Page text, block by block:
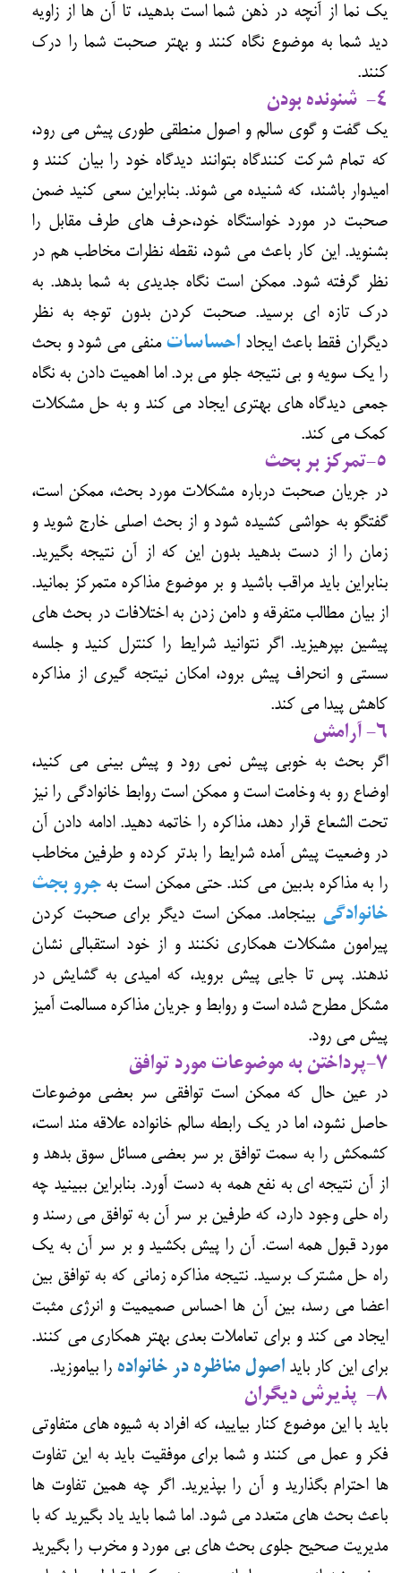
یک نما از آنچه در ذهن شما است بدهید، تا آن ها از زاویه
دید شما به موضوع نگاه کنند و بهتر صحبت شما را درک
کنند.
4- شنونده بودن
یک گفت و گوی سالم و اصول منطقی طوری پیش می رود،
که تمام شرکت کنندگاه بتوانند دیدگاه خود را بیان کنند و
امیدوار باشند، که شنیده می شوند. بنابراین سعی کنید ضمن
صحبت در مورد خواستگاه خود،حرف های طرف مقابل را
بشنوید. این کار باعث می شود، نقطه نظرات مخاطب هم در
نظر گرفته شود. ممکن است نگاه جدیدی به شما بدهد. به
درک تازه ای برسید. صحبت کردن بدون توجه به نظر
دیگران فقط باعث ایجاد احساسات منفی می شود و بحث
را یک سویه و بی نتیجه جلو می برد. اما اهمیت دادن به نگاه
جمعی دیدگاه های بهتری ایجاد می کند و به حل مشکلات
کمک می کند.
5-تمرکز بر بحث
در جریان صحبت درباره مشکلات مورد بحث، ممکن است،
گفتگو به حواشی کشیده شود و از بحث اصلی خارج شوید و
زمان را از دست بدهید بدون این که از آن نتیجه بگیرید.
بنابراین باید مراقب باشید و بر موضوع مذاکره متمرکز بمانید.
از بیان مطالب متفرقه و دامن زدن به اختلافات در بحث های
پیشین بپرهیزید. اگر نتوانید شرایط را کنترل کنید و جلسه
سستی و انحراف پیش برود، امکان نیتجه گیری از مذاکره
کاهش پیدا می کند.
6- آرامش
اگر بحث به خوبی پیش نمی رود و پیش بینی می کنید،
اوضاع رو به وخامت است و ممکن است روابط خانوادگی را نیز
تحت الشعاع قرار دهد، مذاکره را خاتمه دهید. ادامه دادن آن
در وضعیت پیش آمده شرایط را بدتر کرده و طرفین مخاطب
را به مذاکره بدبین می کند. حتی ممکن است بهجرو بجث
خانوادگی بینجامد. ممکن است دیگر برای صحبت کردن
پیرامون مشکلات همکاری نکنند و از خود استقبالی نشان
ندهند. پس تا جایی پیش بروید، که امیدی به گشایش در
مشکل مطرح شده است و روابط و جریان مذاکره مسالمت آمیز
پیش می رود.
7-پرداختن به موضوعات مورد توافق
در عین حال که ممکن است توافقی سر بعضی موضوعات
حاصل نشود، اما در یک رابطه سالم خانواده علاقه مند است،
کشمکش را به سمت توافق بر سر بعضی مسائل سوق بدهد و
از آن نتیجه ای به نفع همه به دست آورد. بنابراین ببینید چه
راه حلی وجود دارد، که طرفین بر سر آن به توافق می رسند و
مورد قبول همه است. آن را پیش بکشید و بر سر آن به یک
راه حل مشترک برسید. نتیجه مذاکره زمانی که به توافق بین
اعضا می رسد، بین آن ها احساس صمیمیت و انرژی مثبت
ایجاد می کند و برای تعاملات بعدی بهتر همکاری می کنند.
برای این کار باید اصول مناظره در خانواده را بیاموزید.
8- پذیرش دیگران
باید با این موضوع کنار بیایید، که افراد به شیوه های متفاوتی
فکر و عمل می کنند و شما برای موفقیت باید به این تفاوت
ها احترام بگذارید و آن را بپذیرید. اگر چه همین تفاوت ها
باعث بحث های متعدد می شود. اما شما باید یاد بگیرید که با
مدیریت صحیح جلوی بحث های بی مورد و مخرب را بگیرید